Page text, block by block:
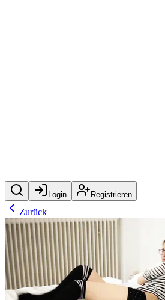
Login Registrieren
Zurück